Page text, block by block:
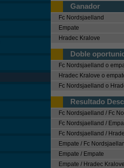
Ganador
Fc Nordsjaelland
Empate
Hradec Kralove
Doble
Fc Nordsjaelland o
Hradec Kralove o
Fc Nordsjaelland o
Resultado
Fc Nordsjaelland / Fc
Fc Nordsjaelland /
Fc Nordsjaelland /
Empate / Fc
Empate / Empate
Empate / Hradec Kralove